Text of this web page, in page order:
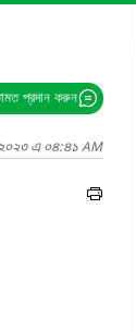
প্রদান করুন
২০২৩ এ ০৪:৪১ AM